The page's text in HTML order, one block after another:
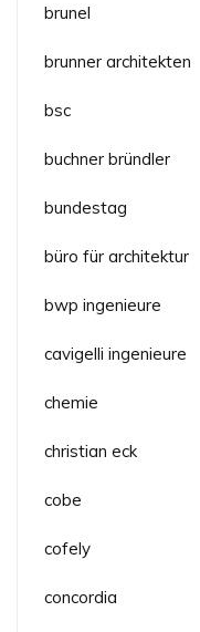
brunel
brunner architekten
bsc
buchner bründler
bundestag
büro für architektur
bwp ingenieure
cavigelli ingenieure
chemie
christian eck
cobe
cofely
concordia